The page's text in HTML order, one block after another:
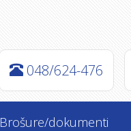
048/624-476
Brošure/dokumenti